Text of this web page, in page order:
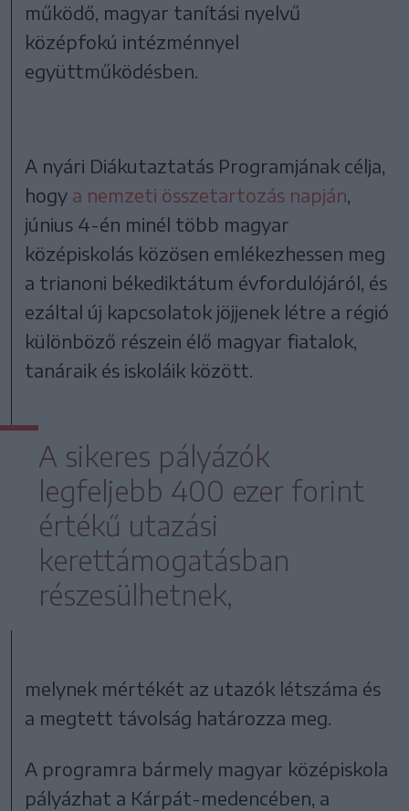
működő, magyar tanítási nyelvű
középfokú intézménnyel
együttműködésben.
A nyári Diákutaztatás Programjának célja,
hogy a nemzeti összetartozás napján,
június 4-én minél több magyar
középiskolás közösen emlékezhessen meg
a trianoni békediktátum évfordulójáról, és
ezáltal új kapcsolatok jöjjenek létre a régió
különböző részein élő magyar fiatalok,
tanáraik és iskoláik között.
A sikeres pályázók
legfeljebb 400 ezer forint
értékű utazási
kerettámogatásban
részesülhetnek,
melynek mértékét az utazók létszáma és
a megtett távolság határozza meg.
A programra bármely magyar középiskola
pályázhat a Kárpát-medencében, a